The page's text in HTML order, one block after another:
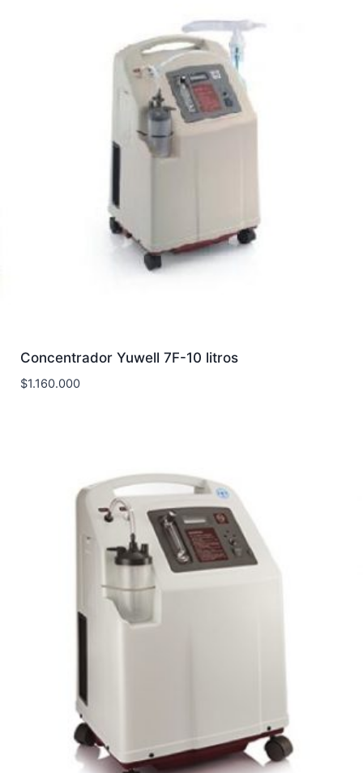
Concentrador Yuwell 7F-10 litros
$1.160.000